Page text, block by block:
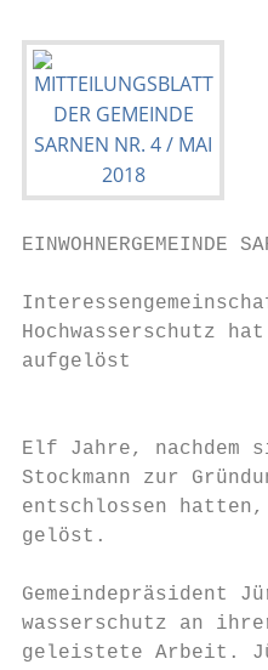
EINWOHNERGEMEINDE
aufgelöst
Elf Jahre,
Stockmann zur
entschlossen
gelöst.
wasserschutz an
geleistete Arbeit.